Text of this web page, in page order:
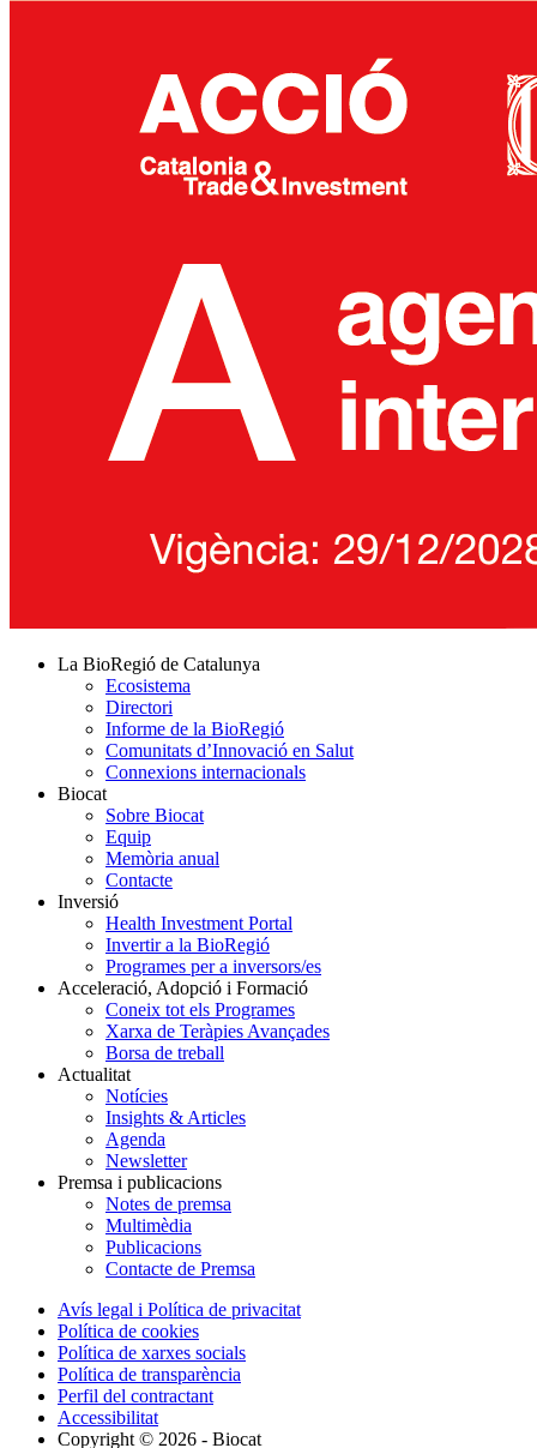
La BioRegió de Catalunya
Ecosistema
Directori
Informe de la BioRegió
Comunitats d’Innovació en Salut
Connexions internacionals
Biocat
Sobre Biocat
Equip
Memòria anual
Contacte
Inversió
Health Investment Portal
Invertir a la BioRegió
Programes per a inversors/es
Acceleració, Adopció i Formació
Coneix tot els Programes
Xarxa de Teràpies Avançades
Borsa de treball
Actualitat
Notícies
Insights & Articles
Agenda
Newsletter
Premsa i publicacions
Notes de premsa
Multimèdia
Publicacions
Contacte de Premsa
Avís legal i Política de privacitat
Política de cookies
Política de xarxes socials
Política de transparència
Perfil del contractant
Accessibilitat
Copyright © 2026 - Biocat